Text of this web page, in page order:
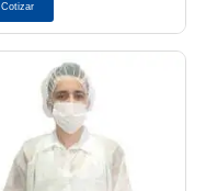
Cotizar